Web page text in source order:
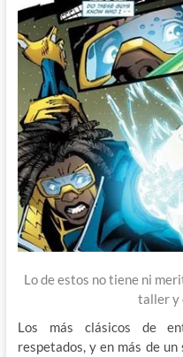
Lo de estos no tiene ni
taller y
Los más clásicos de
respetados, y en más de